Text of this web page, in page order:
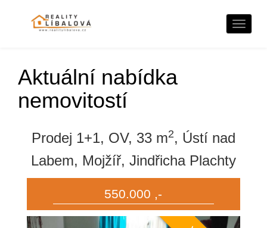
Aktuální nabídka
nemovitostí
Prodej 1+1, OV, 33 m2, Ústí nad
Labem, Mojžíř, Jindřicha Plachty
550.000 ,-